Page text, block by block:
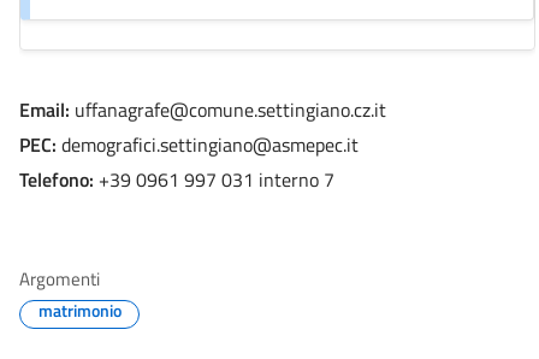
Email: uffanagrafe@comune.settingiano.cz.it
PEC: demografici.settingiano@asmepec.it
Telefono: +39 0961 997 031 interno 7
Argomenti
matrimonio